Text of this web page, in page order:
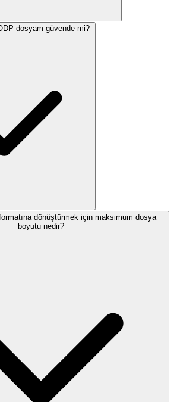
dosyam güvende mi?
dönüştürmek için maksimum dosya
boyutu nedir?